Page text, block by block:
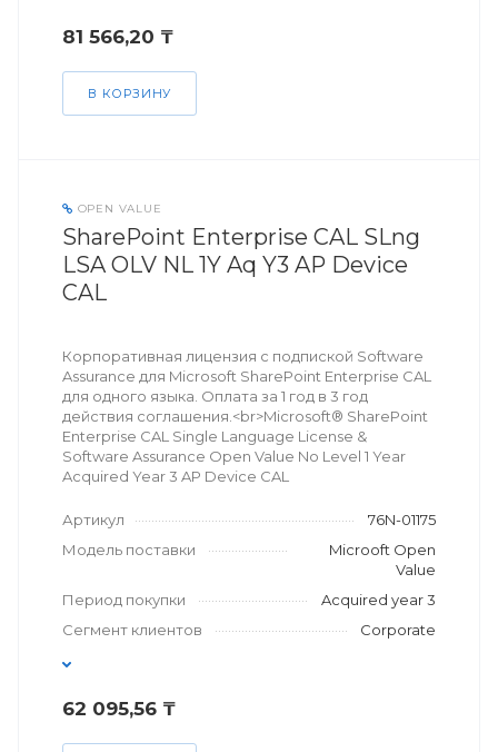
81 566,20 ₸
В КОРЗИНУ
OPEN VALUE
SharePoint Enterprise CAL SLng
LSA OLV NL 1Y Aq Y3 AP Device
CAL
Корпоративная лицензия с подпиской Software
Assurance для Microsoft SharePoint Enterprise CAL
для одного языка. Оплата за 1 год в 3 год
действия соглашения.<br>Microsoft® SharePoint
Enterprise CAL Single Language License &
Software Assurance Open Value No Level 1 Year
Acquired Year 3 AP Device CAL
Артикул
76N-01175
Модель поставки
Microoft Open
Value
Период покупки
Acquired year 3
Сегмент клиентов
Corporate
62 095,56 ₸